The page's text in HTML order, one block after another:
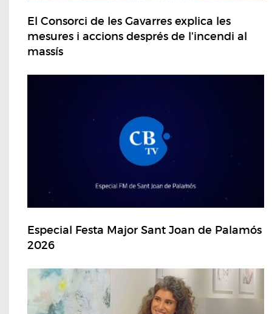
El Consorci de les Gavarres explica les
mesures i accions després de l'incendi al
massís
Especial Festa Major Sant Joan de Palamós
2026